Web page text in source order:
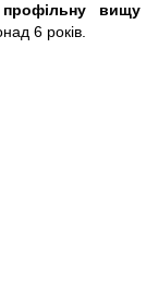
вищу
6 років.